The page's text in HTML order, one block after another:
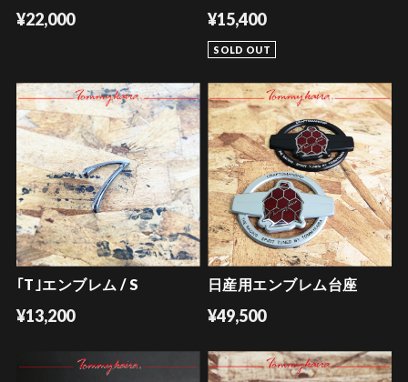
¥22,000 ¥15,400
SOLD OUT
｢T｣エンブレム / S
¥13,200
日産用エンブレム台座
¥49,500